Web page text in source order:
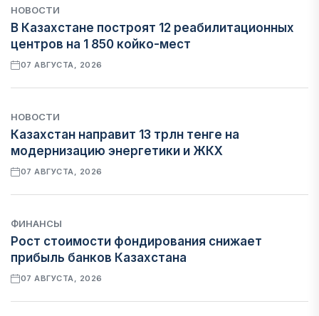
НОВОСТИ
В Казахстане построят 12 реабилитационных
центров на 1 850 койко-мест
07 АВГУСТА, 2026
НОВОСТИ
Казахстан направит 13 трлн тенге на
модернизацию энергетики и ЖКХ
07 АВГУСТА, 2026
ФИНАНСЫ
Рост стоимости фондирования снижает
прибыль банков Казахстана
07 АВГУСТА, 2026